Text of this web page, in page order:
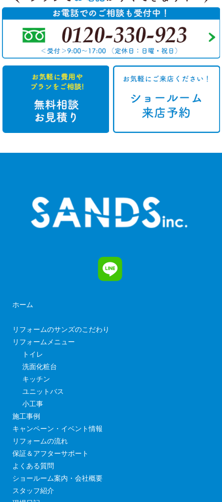
ホーム
リフォームのサンズのこだわり
リフォームメニュー
トイレ
洗面化粧台
キッチン
ユニットバス
小工事
施工事例
キャンペーン・イベント情報
リフォームの流れ
保証＆アフターサポート
よくある質問
ショールーム案内・会社概要
スタッフ紹介